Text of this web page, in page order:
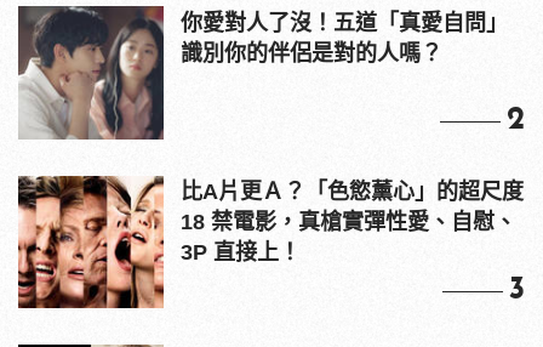
你愛對人了沒！五道「真愛自問」
識別你的伴侶是對的人嗎？
2
比A片更Ａ？「色慾薰心」的超尺度
18 禁電影，真槍實彈性愛、自慰、
3P 直接上！
3